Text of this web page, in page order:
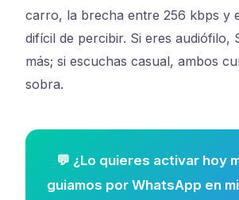
carro, la brecha entre 256 kbps y
difícil de percibir. Si eres audiófilo,
más; si escuchas casual, ambos
sobra.
💬 ¿Lo quieres activar hoy
guiamos por WhatsApp en